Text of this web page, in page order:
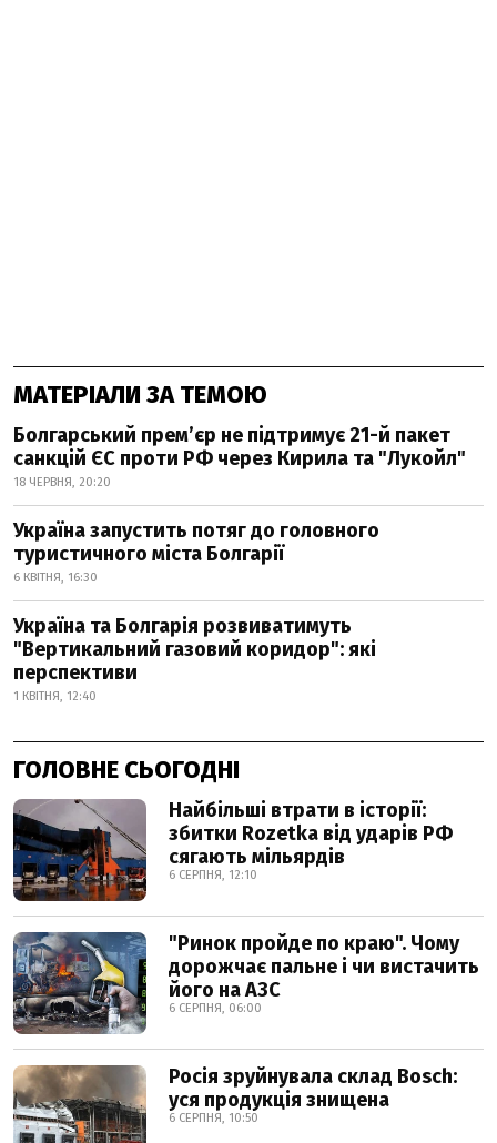
МАТЕРІАЛИ ЗА ТЕМОЮ
Болгарський премʼєр не підтримує 21-й пакет
санкцій ЄС проти РФ через Кирила та "Лукойл"
18 ЧЕРВНЯ, 20:20
Україна запустить потяг до головного
туристичного міста Болгарії
6 КВІТНЯ, 16:30
Україна та Болгарія розвиватимуть
"Вертикальний газовий коридор": які
перспективи
1 КВІТНЯ, 12:40
ГОЛОВНЕ СЬОГОДНІ
Найбільші втрати в історії:
збитки Rozetka від ударів РФ
сягають мільярдів
6 СЕРПНЯ, 12:10
"Ринок пройде по краю". Чому
дорожчає пальне і чи вистачить
його на АЗС
6 СЕРПНЯ, 06:00
Росія зруйнувала склад Bosch:
уся продукція знищена
6 СЕРПНЯ, 10:50